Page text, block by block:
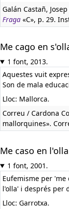
Galán Castañ, Josep
Fraga «C», p. 29.
Me cago en
1 font, 2013.
Aquestes vuit
Son de mala
Lloc: Mallorca.
Correu / Cardona
mallorquines».
Me caso en l'olla
1 font, 2001.
Eufemisme per 'me
l'olla' i després per
Lloc: Garrotxa.